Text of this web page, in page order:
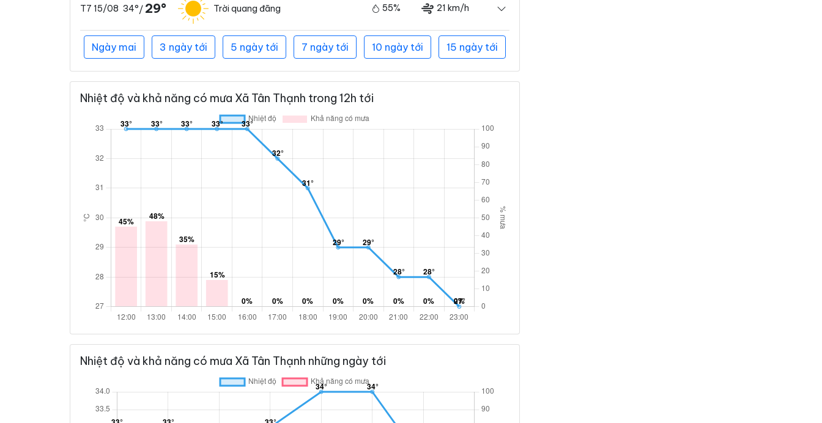
T7 15/08 34°/ 29° Trời quang đãng 55% 21 km/h
Ngày mai 3 ngày tới 5 ngày tới 7 ngày tới 10 ngày tới 15 ngày tới
Nhiệt độ và khả năng có mưa Xã Tân Thạnh trong 12h tới
Nhiệt độ và khả năng có mưa Xã Tân Thạnh những ngày tới